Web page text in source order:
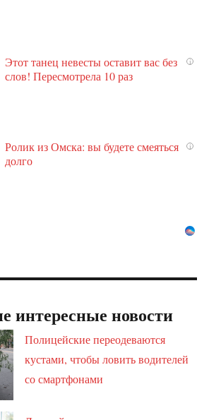
i
Этот танец невесты оставит вас без
слов! Пересмотрела 10 раз
i
Ролик из Омска: вы будете смеяться
долго
интересные новости
Полицейские переодеваются
кустами, чтобы ловить водителей
со смартфонами